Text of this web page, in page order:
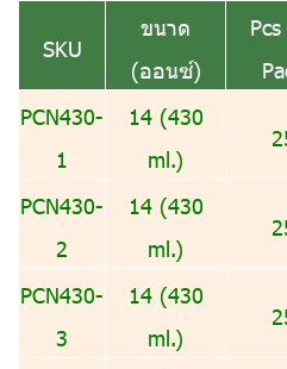
SKU
ขนาด
(ออนซ์)
PCN430-
1
14 (430
ml.)
PCN430-
2
14 (430
ml.)
PCN430-
3
14 (430
ml.)